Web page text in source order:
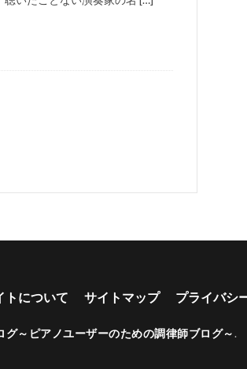
トについて サイトマップ プライバシ
グ～ピアノユーザーのための調律師ブログ～.